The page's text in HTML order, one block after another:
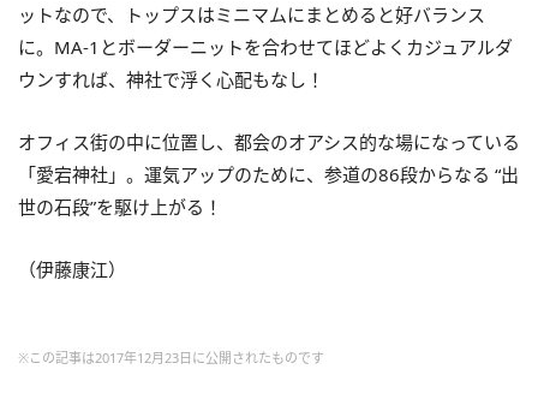
ットなので、トップスはミニマムにまとめると好バランス
に。MA-1とボーダーニットを合わせてほどよくカジュアルダ
ウンすれば、神社で浮く心配もなし！
オフィス街の中に位置し、都会のオアシス的な場になっている
「愛宕神社」。運気アップのために、参道の86段からなる “出
世の石段”を駆け上がる！
（伊藤康江）
※この記事は2017年12月23日に公開されたものです